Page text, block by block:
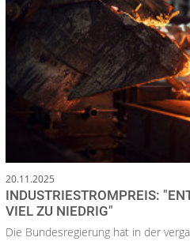
20.11.2025
INDUSTRIESTROMPREIS:
VIEL ZU NIEDRIG"
Die Bundesregierung hat in der